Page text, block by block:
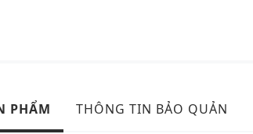
PHẨM THÔNG TIN BẢO QUẢN